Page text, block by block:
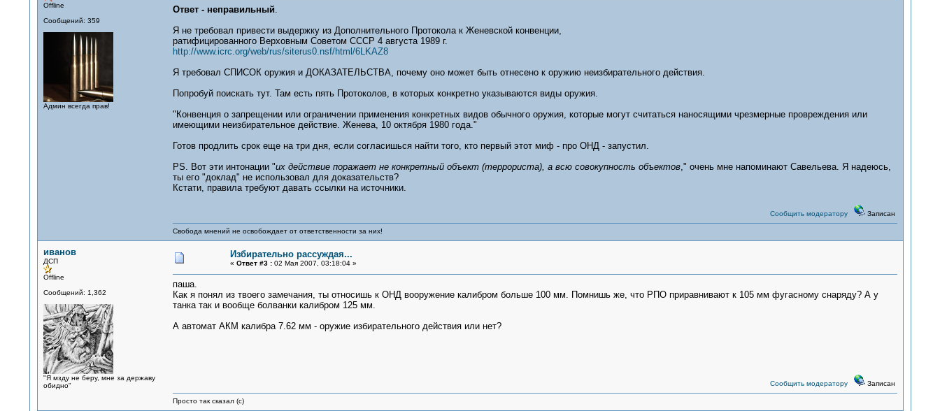
Offline
Сообщений: 359
Админ всегда прав!
Ответ - неправильный.
Я не требовал привести выдержку из Дополнительного Протокола к Женевской конвенции,
ратифицированного Верховным Советом СССР 4 августа 1989 г.
http://www.icrc.org/web/rus/siterus0.nsf/html/6LKAZ8
Я требовал СПИСОК оружия и ДОКАЗАТЕЛЬСТВА, почему оно может быть отнесено к оружию неизбирательного действия.
Попробуй поискать тут. Там есть пять Протоколов, в которых конкретно указываются виды оружия.
"Конвенция о запрещении или ограничении применения конкретных видов обычного оружия, которые могут считаться наносящими чрезмерные провреждения или
имеющими неизбирательное действие. Женева, 10 октября 1980 года."
Готов продлить срок еще на три дня, если согласишься найти того, кто первый этот миф - про ОНД - запустил.
PS. Вот эти интонации "их действие поражает не конкретный объект (террориста), а всю совокупность объектов," очень мне напоминают Савельева. Я надеюсь,
ты его "доклад" не использовал для доказательств?
Кстати, правила требуют давать ссылки на источники.
Сообщить модератору Записан
Свобода мнений не освобождает от ответственности за них!
иванов
ДСП
Offline
Сообщений: 1,362
"Я мзду не беру, мне за державу
обидно"
Избирательно рассуждая...
« Ответ #3 :02 Мая 2007, 03:18:04 »
паша.
Как я понял из твоего замечания, ты относишь к ОНД вооружение калибром больше 100 мм. Помнишь же, что РПО приравнивают к 105 мм фугасному снаряду? А у
танка так и вообще болванки калибром 125 мм.
А автомат АКМ калибра 7.62 мм - оружие избирательного действия или нет?
Сообщить модератору Записан
Просто так сказал (с)